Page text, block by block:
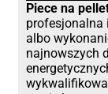
Piece na
profesjonalna
albo
najnowszych